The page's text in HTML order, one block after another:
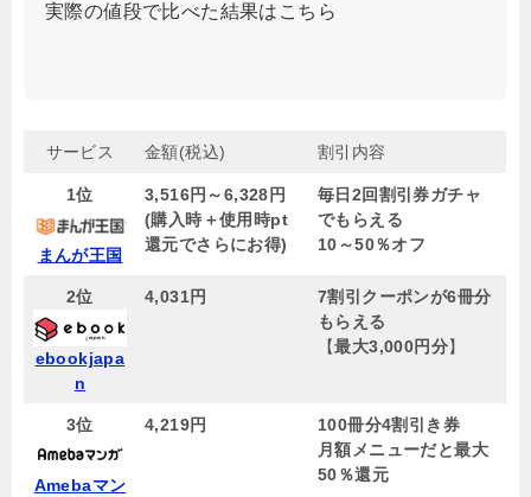
実際の値段で比べた結果はこちら
サービス 金額(税込) 割引内容
1位
まんが王国
3,516円～6,328円
(購入時＋使用時pt
還元でさらにお得)
毎日2回割引券ガチャ
でもらえる
10～50％オフ
2位
ebookjapa
n
4,031円
7割引クーポンが6冊分
もらえる
【最大3,000円分】
3位
Amebaマン
4,219円
100冊分4割引き券
月額メニューだと最大
50％還元